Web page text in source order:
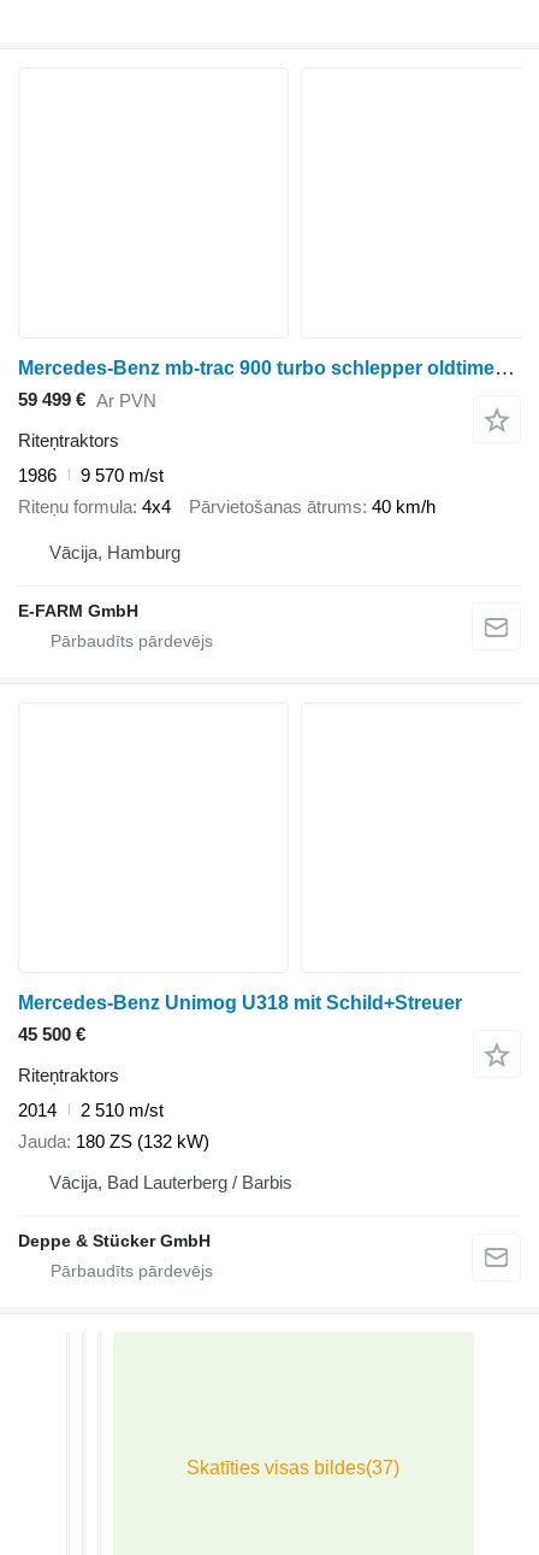
Mercedes-Benz mb-trac 900 turbo schlepper oldtimer traktor
59 499 € Ar PVN
Riteņtraktors
1986
9 570 m/st
Riteņu formula 4x4 Pārvietošanas ātrums 40 km/h
Vācija, Hamburg
E-FARM GmbH
Mercedes-Benz Unimog U318 mit Schild+Streuer
45 500 €
Riteņtraktors
2014
2 510 m/st
Jauda 180 ZS (132 kW)
Vācija, Bad Lauterberg / Barbis
Deppe & Stücker GmbH